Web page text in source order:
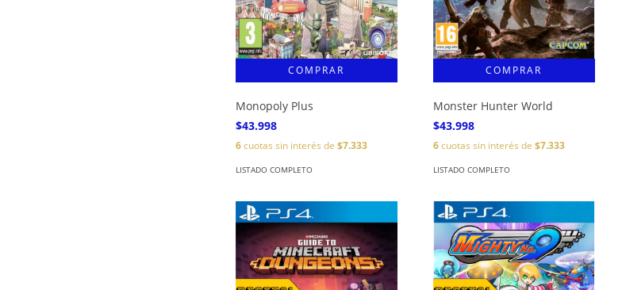
Monopoly Plus
$43.998
6cuotas sin interés de $7.333
LISTADO COMPLETO
Monster Hunter World
$43.998
6cuotas sin interés de $7.333
LISTADO COMPLETO